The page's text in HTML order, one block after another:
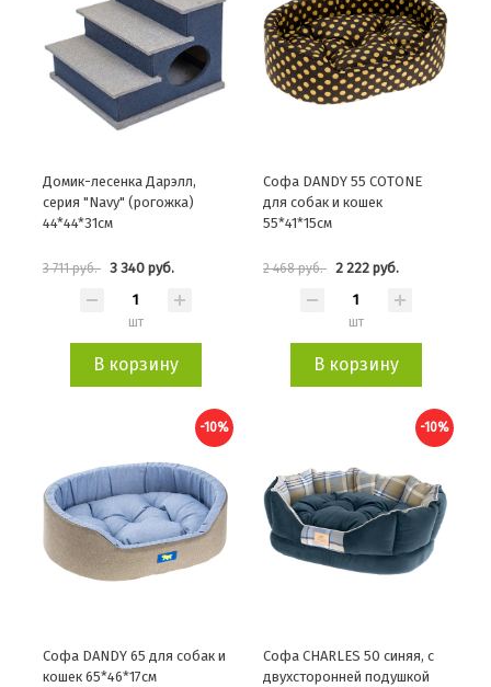
Домик-лесенка Дарэлл,
серия "Navy" (рогожка)
44*44*31см
3 711 руб. 3 340 руб.
шт
В корзину
Софа DANDY 55 COTONE
для собак и кошек
55*41*15см
2 468 руб. 2 222 руб.
шт
В корзину
-10%
Софа DANDY 65 для собак и
кошек 65*46*17см
-10%
Софа CHARLES 50 синяя, с
двухсторонней подушкой